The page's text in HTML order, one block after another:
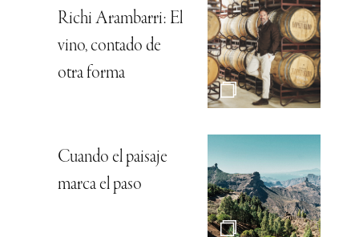
Richi Arambarri: El
vino, contado de
otra forma
Cuando el paisaje
marca el paso